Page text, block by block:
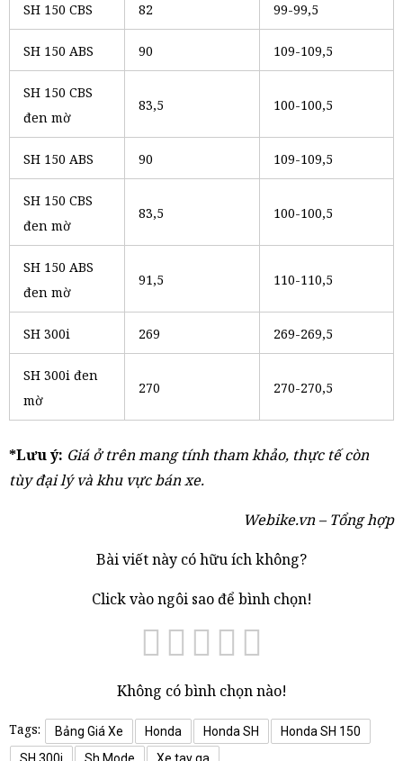
SH 150 CBS 82 99-99,5
SH 150 ABS 90 109-109,5
SH 150 CBS
đen mờ
83,5 100-100,5
SH 150 ABS 90 109-109,5
SH 150 CBS
đen mờ
83,5 100-100,5
SH 150 ABS
đen mờ
91,5 110-110,5
SH 300i 269 269-269,5
SH 300i đen
mờ
270 270-270,5
*Lưu ý: Giá ở trên mang tính tham khảo, thực tế còn
tùy đại lý và khu vực bán xe.
Webike.vn – Tổng hợp
Bài viết này có hữu ích không?
Click vào ngôi sao để bình chọn!
Không có bình chọn nào!
Tags: Bảng Giá Xe Honda Honda SH
Honda SH 150